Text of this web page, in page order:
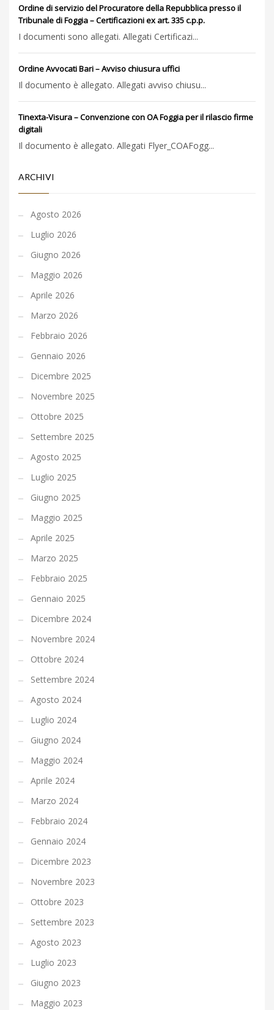
Ordine di servizio del Procuratore della Repubblica presso il
Tribunale di Foggia – Certificazioni ex art. 335 c.p.p.
I documenti sono allegati. Allegati Certificazi...
Ordine Avvocati Bari – Avviso chiusura uffici
Il documento è allegato. Allegati avviso chiusu...
Tinexta-Visura – Convenzione con OA Foggia per il rilascio firme
digitali
Il documento è allegato. Allegati Flyer_COAFogg...
ARCHIVI
Agosto 2026
Luglio 2026
Giugno 2026
Maggio 2026
Aprile 2026
Marzo 2026
Febbraio 2026
Gennaio 2026
Dicembre 2025
Novembre 2025
Ottobre 2025
Settembre 2025
Agosto 2025
Luglio 2025
Giugno 2025
Maggio 2025
Aprile 2025
Marzo 2025
Febbraio 2025
Gennaio 2025
Dicembre 2024
Novembre 2024
Ottobre 2024
Settembre 2024
Agosto 2024
Luglio 2024
Giugno 2024
Maggio 2024
Aprile 2024
Marzo 2024
Febbraio 2024
Gennaio 2024
Dicembre 2023
Novembre 2023
Ottobre 2023
Settembre 2023
Agosto 2023
Luglio 2023
Giugno 2023
Maggio 2023